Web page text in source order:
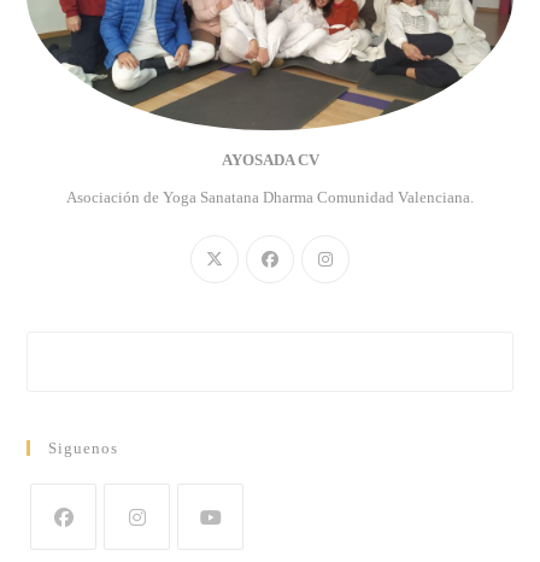
AYOSADA CV
Asociación de Yoga Sanatana Dharma Comunidad Valenciana.
Siguenos